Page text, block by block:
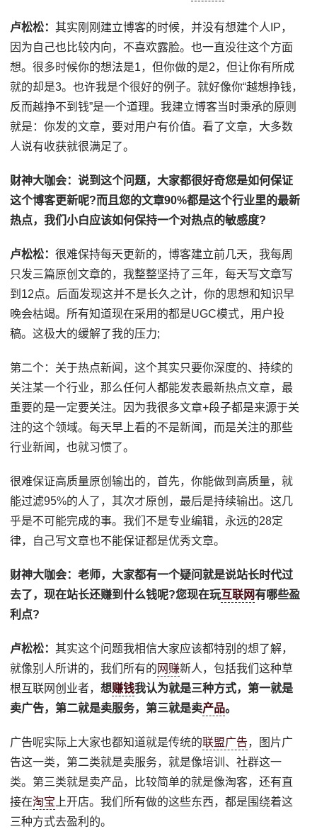
卢松松：其实刚刚建立博客的时候，并没有想建个人IP，
因为自己也比较内向，不喜欢露脸。也一直没往这个方面
想。很多时候你的想法是1，但你做的是2，但让你有所成
就的却是3。也许我是个很好的例子。就好像你“越想挣钱，
反而越挣不到钱”是一个道理。我建立博客当时秉承的原则
就是：你发的文章，要对用户有价值。看了文章，大多数
人说有收获就很满足了。
财神大咖会：说到这个问题，大家都很好奇您是如何保证
这个博客更新呢?而且您的文章90%都是这个行业里的最新
热点，我们小白应该如何保持一个对热点的敏感度?
卢松松：很难保持每天更新的，博客建立前几天，我每周
只发三篇原创文章的，我整整坚持了三年，每天写文章写
到12点。后面发现这并不是长久之计，你的思想和知识早
晚会枯竭。所有知道现在采用的都是UGC模式，用户投
稿。这极大的缓解了我的压力;
第二个：关于热点新闻，这个其实只要你深度的、持续的
关注某一个行业，那么任何人都能发表最新热点文章，最
重要的是一定要关注。因为我很多文章+段子都是来源于关
注的这个领域。每天早上看的不是新闻，而是关注的那些
行业新闻，也就习惯了。
很难保证高质量原创输出的，首先，你能做到高质量，就
能过滤95%的人了，其次才原创，最后是持续输出。这几
乎是不可能完成的事。我们不是专业编辑，永远的28定
律，自己写文章也不能保证都是优秀文章。
财神大咖会：老师，大家都有一个疑问就是说站长时代过
去了，现在站长还赚到什么钱呢?您现在玩互联网有哪些盈
利点?
卢松松：其实这个问题我相信大家应该都特别的想了解，
就像别人所讲的，我们所有的 网赚新人，包括我们这种草
根互联网创业者，想赚钱我认为就是三种方式，第一就是
卖广告，第二就是卖服务，第三就是卖产品。
广告呢实际上大家也都知道就是传统的联盟广告，图片广
告这一类，第二类就是卖服务，就是像培训、社群这一
类。第三类就是卖产品，比较简单的就是像淘客，还有直
接在淘宝 上开店。我们所有做的这些东西，都是围绕着这
三种方式去盈利的。